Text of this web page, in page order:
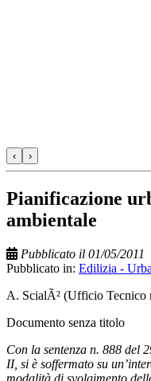
‹ ›
Pianificazione
ambientale
Pubblicato il 01/05/2011
Pubblicato in: Edilizia -
A. ScialÃ² (Ufficio Tecnico
Documento senza titolo
Con la sentenza n. 888 del
II, si è soffermato su
modalità di svolgimento